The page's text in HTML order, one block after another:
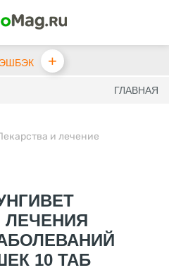
+
ГЛАВНАЯ
и лечение
ЛЕЧЕНИЯ
10 ТАБ